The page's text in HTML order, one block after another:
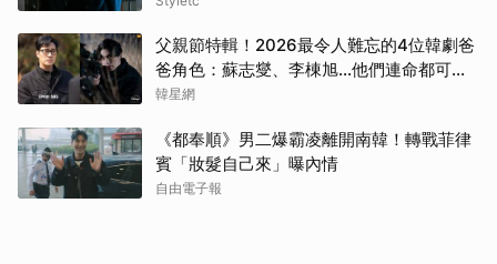
金高
父親節特輯！2026最令人難忘的4位韓劇爸
爸角色：蘇志燮、李棟旭...他們連命都可以
不要
韓星網
《都奉順》男二爆霸凌離開南韓！轉戰菲律
賓「妝髮自己來」曝內情
自由電子報